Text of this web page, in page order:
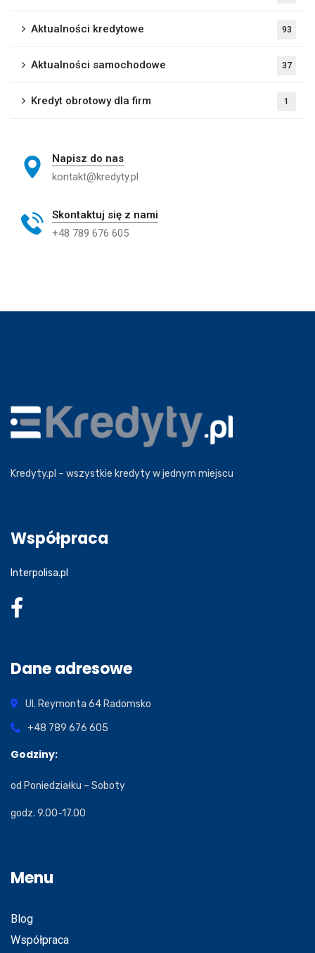
Aktualności kredytowe 93
Aktualności samochodowe 37
Kredyt obrotowy dla firm 1
Napisz do nas
kontakt@kredyty.pl
Skontaktuj się z nami
+48 789 676 605
Kredyty.pl – wszystkie kredyty w jednym miejscu
Współpraca
Interpolisa.pl
Dane adresowe
Ul. Reymonta 64 Radomsko
+48 789 676 605
Godziny:
od Poniedziałku – Soboty
godz. 9.00-17.00
Menu
Blog
Współpraca